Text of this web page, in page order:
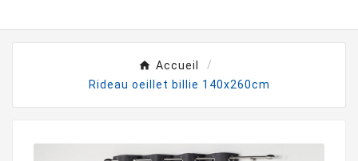
Accueil
Rideau oeillet billie 140x260cm